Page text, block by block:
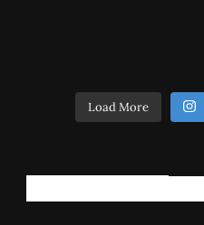
Load More